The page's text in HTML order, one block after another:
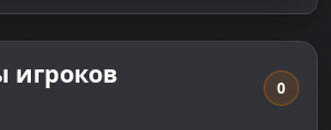
игроков 0